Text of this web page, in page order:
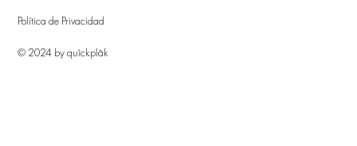
Política de Privacidad
© 2024 by quîckplâk